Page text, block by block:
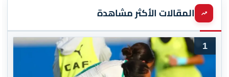
المقالات الأكثر مشاهدة
1